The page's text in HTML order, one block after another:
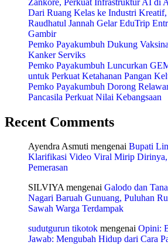
Dari Ruang Kelas ke Industri
Raudhatul Jannah Gelar EduTrip
Gambir
Pemko Payakumbuh Dukung
Kanker Serviks
Pemko Payakumbuh Luncurkan
untuk Perkuat Ketahanan Pangan
Pemko Payakumbuh Dorong
Pancasila Perkuat Nilai Kebangsaan
Recent Comments
Ayendra Asmuti mengenai Bupati
Klarifikasi Video Viral Mirip Dirinya,
Pemerasan
SILVIYAmengenai Galodo dan
Nagari Baruah Gunuang, Puluhan
Sawah Warga Terdampak
sudutgurun tikotok mengenai Opini:
Jawab: Mengubah Hidup dari Cara